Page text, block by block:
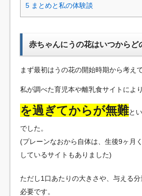
5 まとめと私の体験談
赤ちゃんにうの花はいつからど
まず最初はうの花の開始時期から考え
私が調べた育児本や離乳食サイトによ
を過ぎてからが無難と
でした。
(プレーンなおから自体は、生後9ヶ月
しているサイトもありました)
ただし1口あたりの大きさや、与える
必要です。